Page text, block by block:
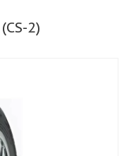
2)